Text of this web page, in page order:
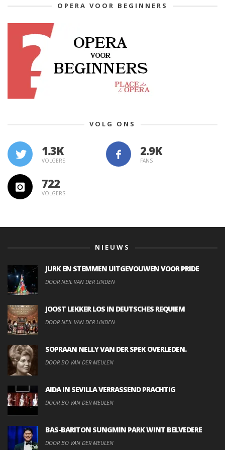
OPERA VOOR BEGINNERS
VOLG ONS
1.3K
VOLGERS FANS
722
VOLGERS
NIEUWS
JURK EN STEMMEN UITGEVOUWEN VOOR PRIDE
DOOR NEIL VAN DER LINDEN
JOOST LEKKER LOS IN DEUTSCHES REQUIEM
DOOR NEIL VAN DER LINDEN
SOPRAAN NELLY VAN DER SPEK OVERLEDEN.
DOOR BO VAN DER MEULEN
AIDA IN SEVILLA VERRASSEND PRACHTIG
DOOR BO VAN DER MEULEN
BAS-BARITON SUNGMIN PARK WINT BELVEDERE
DOOR BO VAN DER MEULEN